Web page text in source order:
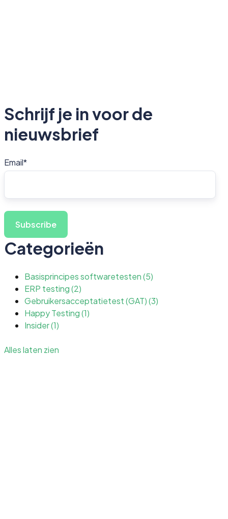
Schrijf je in voor de
nieuwsbrief
Email*
Categorieën
Basisprincipes softwaretesten(5)
ERP testing(2)
Gebruikersacceptatietest (GAT)(3)
Happy Testing(1)
Insider(1)
Alles laten zien